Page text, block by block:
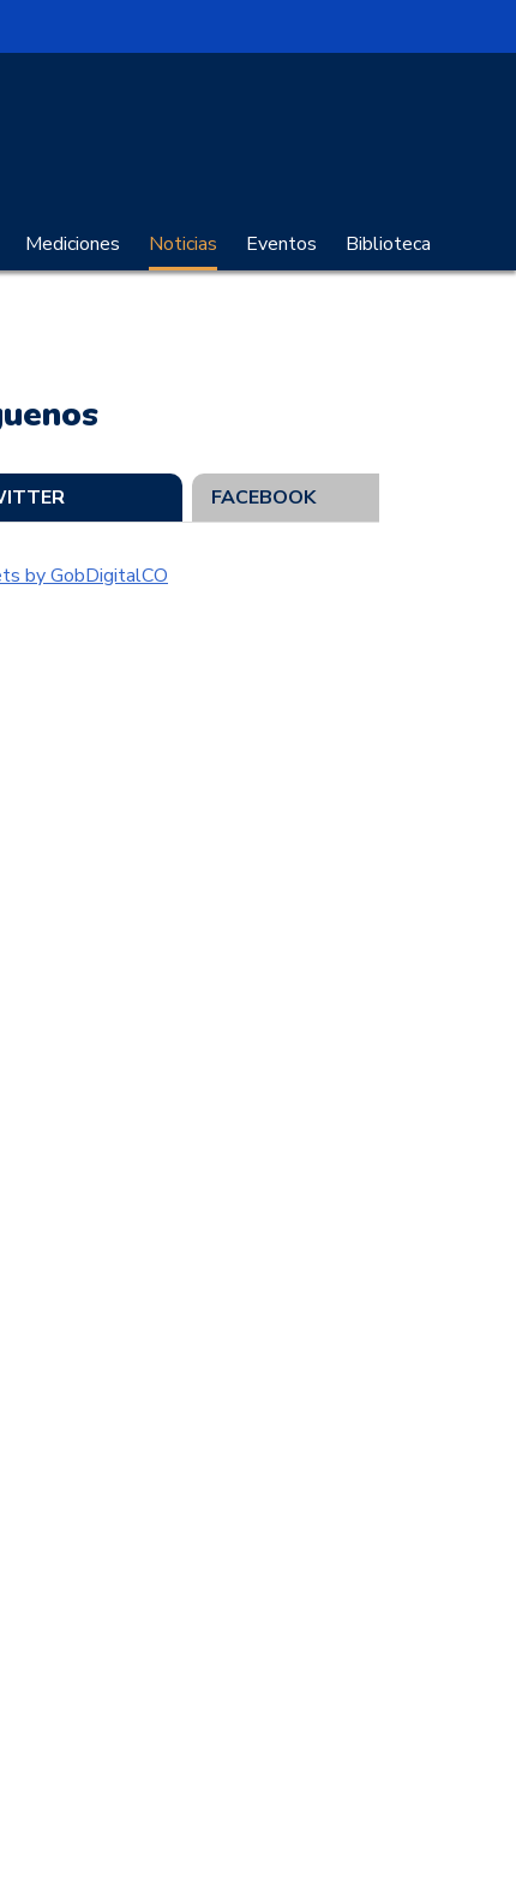
Mediciones Noticias Eventos Biblioteca
FACEBOOK
by GobDigitalCO